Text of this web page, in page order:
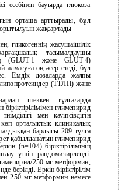
есебінен бауырда глюкоза
орташа арттырады, бұл
жақсартады
гликогеннің жасушаішілік
тасымалдаушы
(GLUT-1 және GLUT-4)
оң әсер етеді, бұл
Емдік дозаларда жалпы
(ТТЛП) және
шеккен тұлғаларда
глимепирид
мен қауіпсіздігін
орталықтық клиникалық
барлығы 209 тұлға
қабылданатын глимепирид
(n=104) біріктірілімінің
үшін рандомизирленді.
250 мг метформин,
берілді. Еркін біріктірілім
250 мг метформин немесе